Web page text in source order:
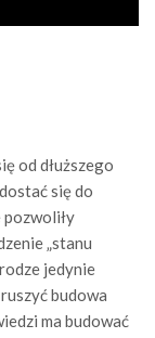
od dłuższego
się do
pozwoliły
„stanu
jedynie
budowa
ma budować